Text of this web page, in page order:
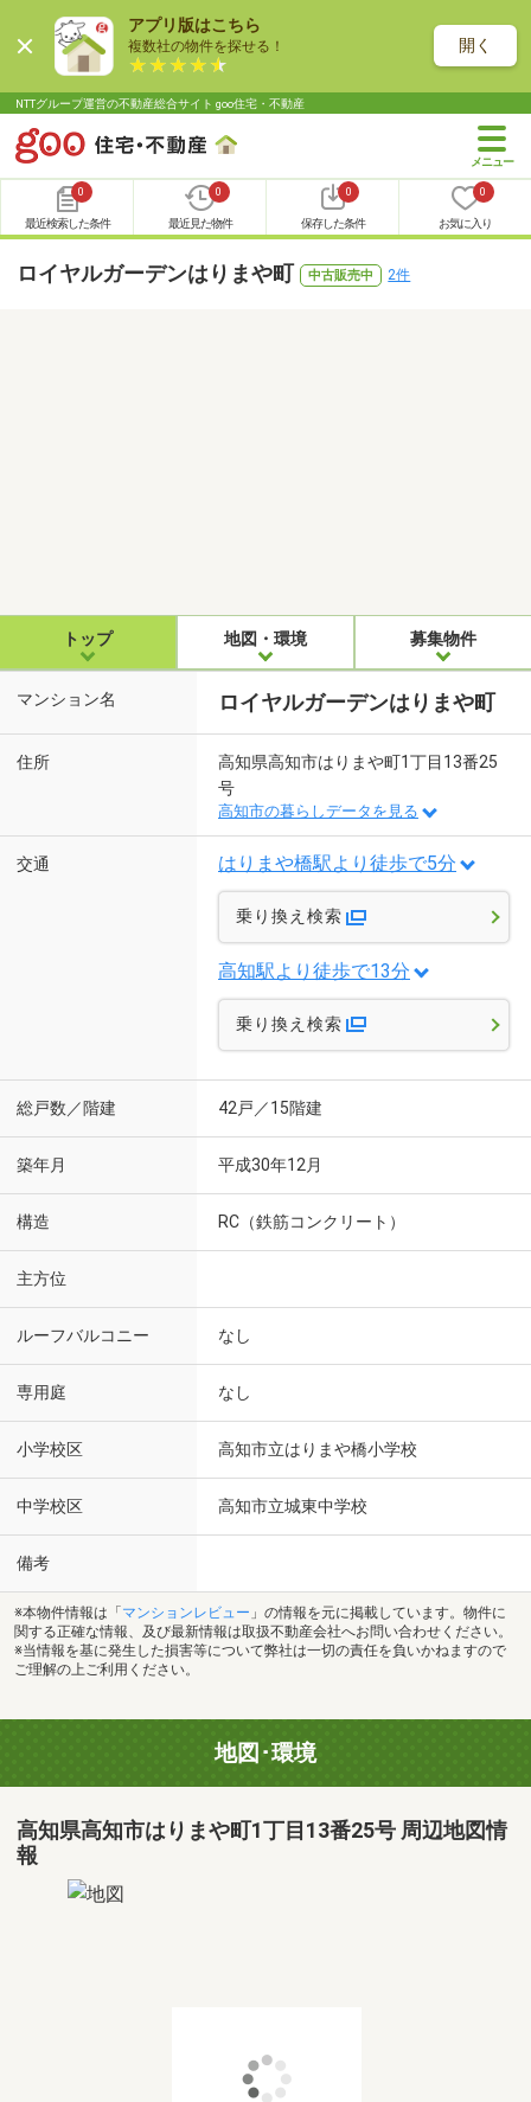
アプリ版はこちら
複数社の物件を探せる！ 開く
NTTグループ運営の不動産総合サイト goo住宅・不動産
0
最近検索した条件
0
最近見た物件
0
保存した条件
0
お気に入り
ロイヤルガーデンはりまや町 中古販売中 2件
トップ 地図・環境 募集物件
マンション名 ロイヤルガーデンはりまや町
住所
高知県高知市はりまや町1丁目13番25
号
高知市の暮らしデータを見る
交通 はりまや橋駅より徒歩で5分
乗り換え検索
高知駅より徒歩で13分
乗り換え検索
総戸数／階建 42戸／15階建
築年月 平成30年12月
構造 RC（鉄筋コンクリート）
主方位
ルーフバルコニー なし
専用庭 なし
小学校区 高知市立はりまや橋小学校
中学校区 高知市立城東中学校
備考
※本物件情報は「 マンションレビュー 」の情報を元に掲載しています。物件に
関する正確な情報、及び最新情報は取扱不動産会社へお問い合わせください。
※当情報を基に発生した損害等について弊社は一切の責任を負いかねますので
ご理解の上ご利用ください。
地図･環境
高知県高知市はりまや町1丁目13番25号 周辺地図情
報